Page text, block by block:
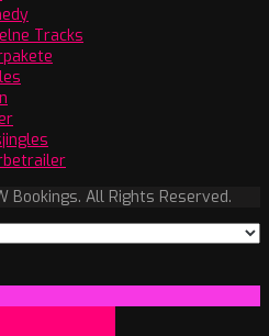
Tracks
All Rights Reserved.